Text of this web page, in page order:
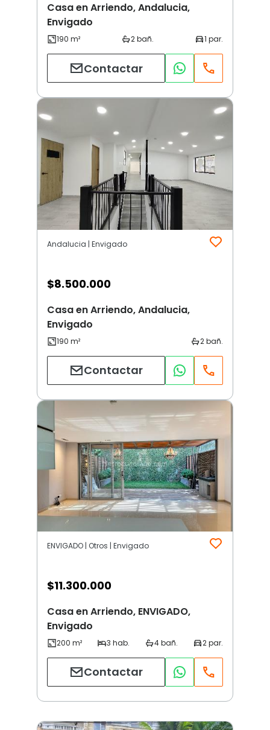
Casa en Arriendo, Andalucia,
Envigado
Contactar
Andalucia | Envigado
$8.500.000
Casa en Arriendo, Andalucia,
Envigado
Contactar
ENVIGADO | Otros | Envigado
$11.300.000
Casa en Arriendo, ENVIGADO,
Envigado
Contactar